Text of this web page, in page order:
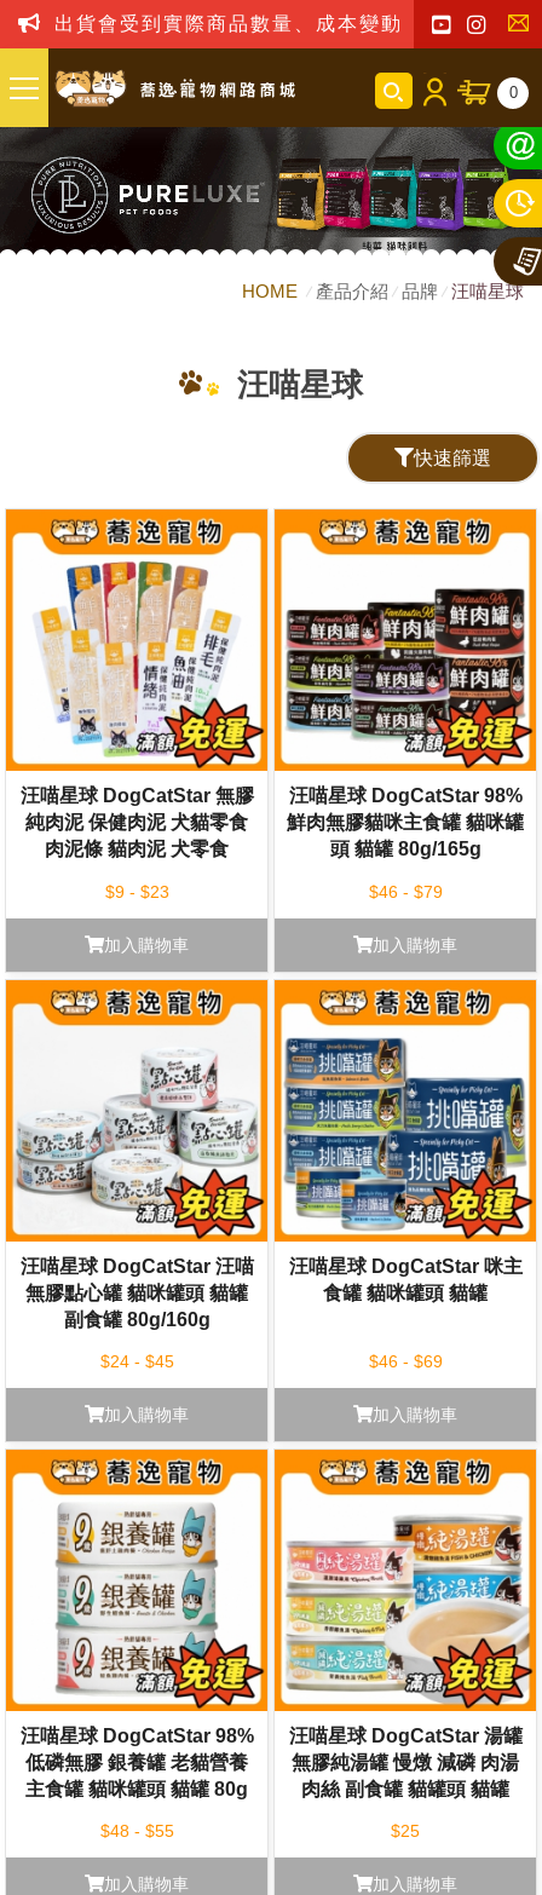
出貨會受到實際商品數量、成本變動之影響，我司保留
聯
我
們
0
HOME 產品介紹 品牌 汪喵星球
汪喵星球
快速篩選
汪喵星球 DogCatStar 無膠
純肉泥 保健肉泥 犬貓零食
肉泥條 貓肉泥 犬零食
$9 - $23
加入購物車
汪喵星球 DogCatStar 98%
鮮肉無膠貓咪主食罐 貓咪罐
頭 貓罐 80g/165g
$46 - $79
加入購物車
汪喵星球 DogCatStar 汪喵
無膠點心罐 貓咪罐頭 貓罐
副食罐 80g/160g
$24 - $45
加入購物車
汪喵星球 DogCatStar 咪主
食罐 貓咪罐頭 貓罐
$46 - $69
加入購物車
汪喵星球 DogCatStar 98%
低磷無膠 銀養罐 老貓營養
主食罐 貓咪罐頭 貓罐 80g
$48 - $55
加入購物車
汪喵星球 DogCatStar 湯罐
無膠純湯罐 慢燉 減磷 肉湯
肉絲 副食罐 貓罐頭 貓罐
$25
加入購物車